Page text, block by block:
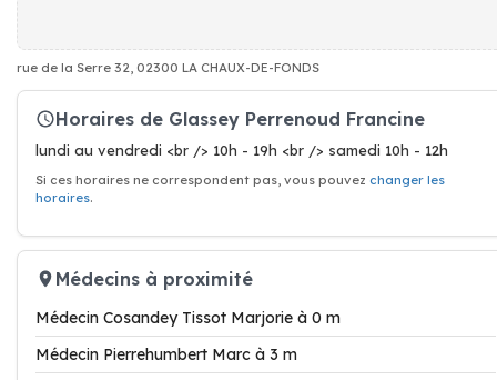
rue de la Serre 32, 02300 LA CHAUX-DE-FONDS
Horaires de Glassey Perrenoud Francine
lundi au vendredi <br /> 10h - 19h <br /> samedi 10h - 12h
Si ces horaires ne correspondent pas, vous pouvez changer les
horaires.
Médecins à proximité
Médecin Cosandey Tissot Marjorie à 0 m
Médecin Pierrehumbert Marc à 3 m